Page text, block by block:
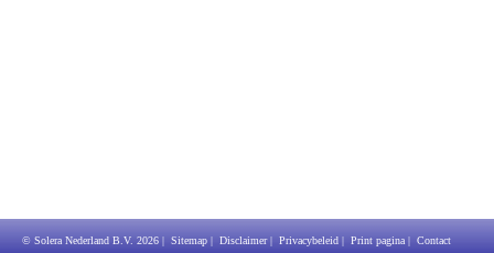
© Solera Nederland B.V. 2026 | Sitemap | Disclaimer| Privacybeleid | Print pagina | Contact